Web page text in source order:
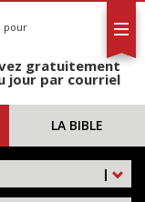
pour
gratuitement
jour par courriel
LA BIBLE
|